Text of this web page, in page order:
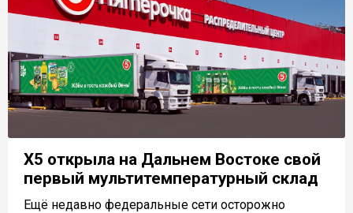
X5 открыла на Дальнем Востоке свой
первый мультитемпературный склад
Ещё недавно федеральные сети осторожно